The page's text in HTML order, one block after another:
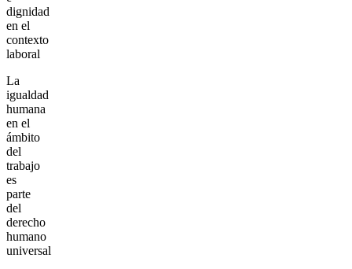
dignidad
en el
contexto
laboral
La
igualdad
humana
en el
ámbito
del
trabajo
es
parte
del
derecho
humano
universal